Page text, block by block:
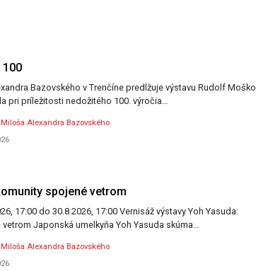
Bazovského v Trenčíne predlžuje výstavu Rudolf Moško
pri príležitosti nedožitého 100. výročia…
Miloša Alexandra Bazovského
spojené vetrom
30.8.2026, 17:00 Vernisáž výstavy Yoh Yasuda:
Komunity spojené vetrom Japonská umelkyňa Yoh Yasuda skúma…
Miloša Alexandra Bazovského